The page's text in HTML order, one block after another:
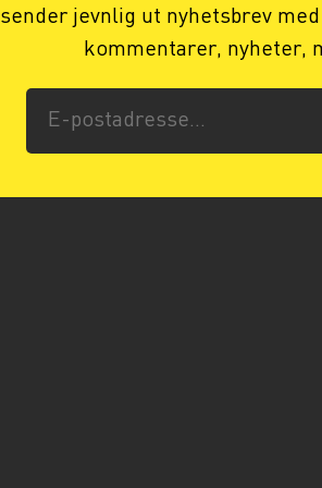
jevnlig ut nyhetsbrev
kommentarer, nyheter,